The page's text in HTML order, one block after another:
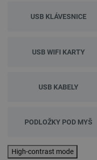
USB KLÁVESNICE
USB WIFI KARTY
USB KABELY
PODLOŽKY POD MYŠ
High-contrast mode